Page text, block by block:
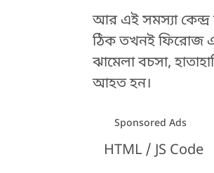
আর এই সমস্যা
ঠিক তখনই ফিরোজ
ঝামেলা বচসা,
আহত হন।
Sponsored Ads
HTML / JS Code